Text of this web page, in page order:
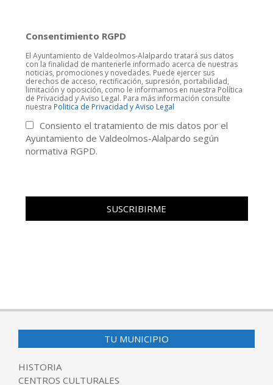
Consentimiento RGPD
El Ayuntamiento de Valdeolmos-Alalpardo tratará sus datos
con la finalidad de mantenerle informado acerca de nuestras
noticias, promociones y novedades. Puede ejercer sus
derechos de acceso, rectificación, supresión, portabilidad,
limitación y oposición, como le informamos en nuestra Política
de Privacidad y Aviso Legal. Para más información consulte
nuestra Politica de Privacidad y Aviso Legal
Consiento el tratamiento de mis datos por el
Ayuntamiento de Valdeolmos-Alalpardo según
normativa RGPD.
TU MUNICIPIO
HISTORIA
CENTROS CULTURALES